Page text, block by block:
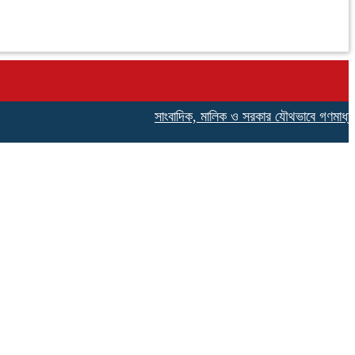
সাংবাদিক, মালিক ও সরকার যৌথভাবে গণমাধ্যমের